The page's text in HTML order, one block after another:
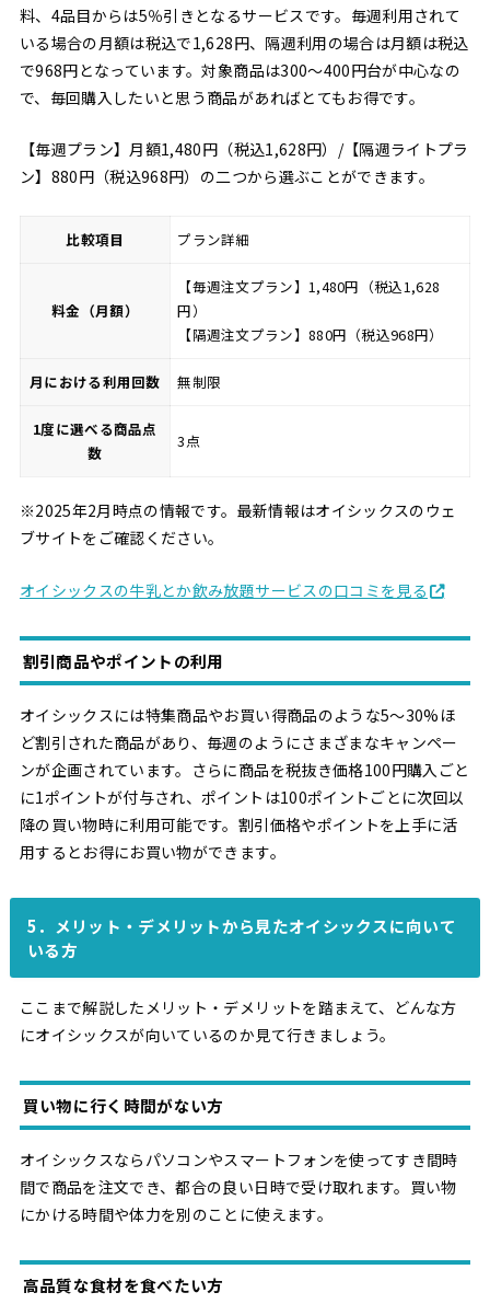
料、4品目からは5％引きとなるサービスです。毎週利用されて
いる場合の月額は税込で1,628円、隔週利用の場合は月額は税込
で968円となっています。対象商品は300～400円台が中心なの
で、毎回購入したいと思う商品があればとてもお得です。
【毎週プラン】月額1,480円（税込1,628円）/【隔週ライトプラ
ン】880円（税込968円）の二つから選ぶことができます。
比較項目 プラン詳細
料金（月額）
【毎週注文プラン】1,480円（税込1,628
円）
【隔週注文プラン】880円（税込968円）
月における利用回数 無制限
1度に選べる商品点
数
3点
※2025年2月時点の情報です。最新情報はオイシックスのウェ
ブサイトをご確認ください。
オイシックスの牛乳とか飲み放題サービスの口コミを見る
割引商品やポイントの利用
オイシックスには特集商品やお買い得商品のような5～30%ほ
ど割引された商品があり、毎週のようにさまざまなキャンペー
ンが企画されています。さらに商品を税抜き価格100円購入ごと
に1ポイントが付与され、ポイントは100ポイントごとに次回以
降の買い物時に利用可能です。割引価格やポイントを上手に活
用するとお得にお買い物ができます。
5．メリット・デメリットから見たオイシックスに向いて
いる方
ここまで解説したメリット・デメリットを踏まえて、どんな方
にオイシックスが向いているのか見て行きましょう。
買い物に行く時間がない方
オイシックスならパソコンやスマートフォンを使ってすき間時
間で商品を注文でき、都合の良い日時で受け取れます。買い物
にかける時間や体力を別のことに使えます。
高品質な食材を食べたい方